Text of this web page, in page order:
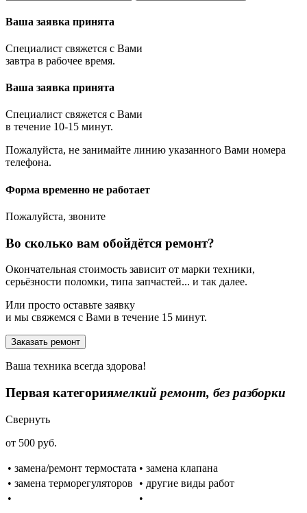
Ваша заявка принята
Специалист свяжется с Вами
завтра в рабочее время.
Ваша заявка принята
Специалист свяжется с Вами
в течение 10-15 минут.
Пожалуйста, не занимайте линию указанного Вами номера
телефона.
Форма временно не работает
Пожалуйста, звоните
Во сколько вам обойдётся ремонт?
Окончательная стоимость зависит от марки техники,
серьёзности поломки, типа запчастей... и так далее.
Или просто оставьте заявку
и мы свяжемся с Вами в течение 15 минут.
Заказать ремонт
Ваша техника всегда здорова!
Первая категориямелкий ремонт, без разборки
Свернуть
от 500 руб.
• замена/ремонт термостата • замена клапана
• замена терморегуляторов
• другие виды работ
•
•